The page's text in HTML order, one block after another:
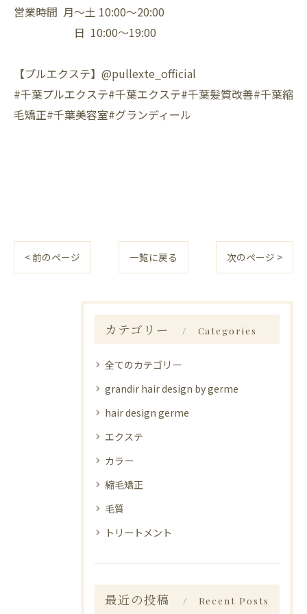
営業時間 月〜土 10:00〜20:00⁡
日 10:00〜19:00⁡
【プルエクステ】@pullexte_official⁡
⁡#千葉プルエクステ#千葉エクステ#千葉髪質改善#千葉縮
毛矯正#千葉美容室#グランディール
< 前のページ 一覧に戻る 次のページ >
カテゴリー Categories
全てのカテゴリー
grandir hair design by germe
hair design germe
エクステ
カラー
縮毛矯正
毛質
トリートメント
最近の投稿 Recent Posts